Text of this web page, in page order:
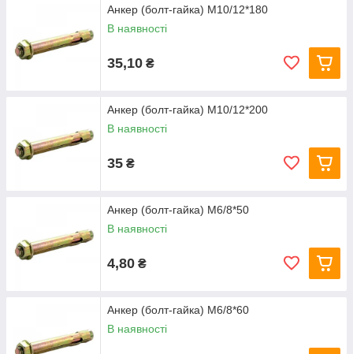
Анкер (болт-гайка) М10/12*180
В наявності
35,10 ₴
Анкер (болт-гайка) М10/12*200
В наявності
35 ₴
Анкер (болт-гайка) М6/8*50
В наявності
4,80 ₴
Анкер (болт-гайка) М6/8*60
В наявності